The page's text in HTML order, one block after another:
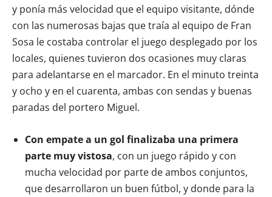
y ponía más velocidad que el equipo visitante, dónde
con las numerosas bajas que traía al equipo de Fran
Sosa le costaba controlar el juego desplegado por los
locales, quienes tuvieron dos ocasiones muy claras
para adelantarse en el marcador. En el minuto treinta
y ocho y en el cuarenta, ambas con sendas y buenas
paradas del portero Miguel.
Con empate a un gol finalizaba una primera
parte muy vistosa, con un juego rápido y con
mucha velocidad por parte de ambos conjuntos,
que desarrollaron un buen fútbol, y donde para la